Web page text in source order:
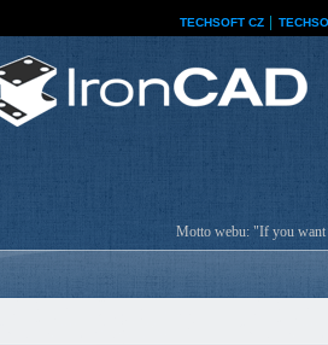
TECHSOFT CZ
Motto webu: "If you want